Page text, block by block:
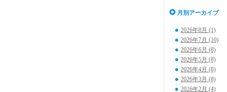
月別アーカイブ
2026年8月 (1)
2026年7月 (10)
2026年6月 (8)
2026年5月 (8)
2026年4月 (8)
2026年3月 (8)
2026年2月 (4)